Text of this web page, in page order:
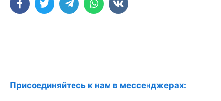
Присоединяйтесь к нам в мессенджерах: